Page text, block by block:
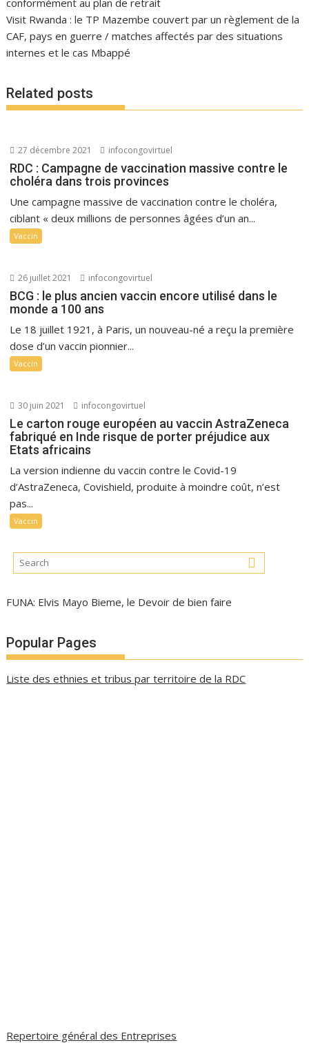
conformément au plan de retrait
Visit Rwanda : le TP Mazembe couvert par un règlement de la
CAF, pays en guerre / matches affectés par des situations
internes et le cas Mbappé
Related posts
27 décembre 2021 infocongovirtuel
RDC : Campagne de vaccination massive contre le
choléra dans trois provinces
Une campagne massive de vaccination contre le choléra,
ciblant « deux millions de personnes âgées d’un an...
Vaccin
26 juillet 2021 infocongovirtuel
BCG : le plus ancien vaccin encore utilisé dans le
monde a 100 ans
Le 18 juillet 1921, à Paris, un nouveau-né a reçu la première
dose d’un vaccin pionnier...
Vaccin
30 juin 2021 infocongovirtuel
Le carton rouge européen au vaccin AstraZeneca
fabriqué en Inde risque de porter préjudice aux
Etats africains
La version indienne du vaccin contre le Covid-19
d’AstraZeneca, Covishield, produite à moindre coût, n’est
pas...
Vaccin
FUNA: Elvis Mayo Bieme, le Devoir de bien faire
Popular Pages
Liste des ethnies et tribus par territoire de la RDC
Repertoire général des Entreprises